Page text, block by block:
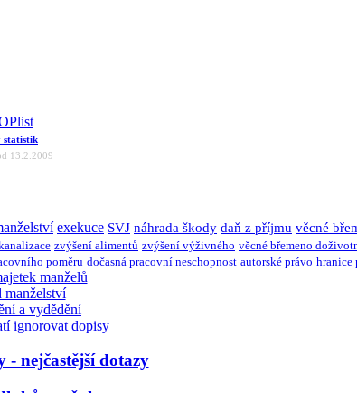
statistik
13.2.2009
exekuce SVJ náhrada škody daň z příjmu věcné
zvýšení alimentů zvýšení výživného věcné břemeno
poměru dočasná pracovní neschopnost autorské právo hranice